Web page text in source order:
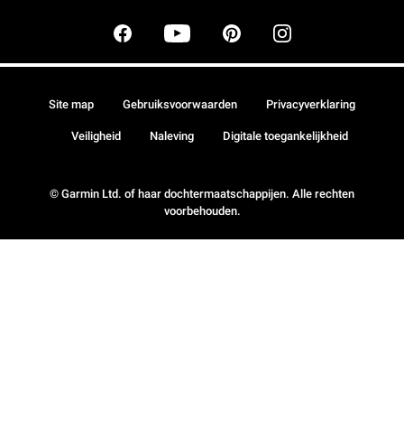
© Garmin Ltd. of haar dochtermaatschappijen. Alle rechten
voorbehouden.
Site map Gebruiksvoorwaarden Privacyverklaring
Veiligheid Naleving Digitale toegankelijkheid